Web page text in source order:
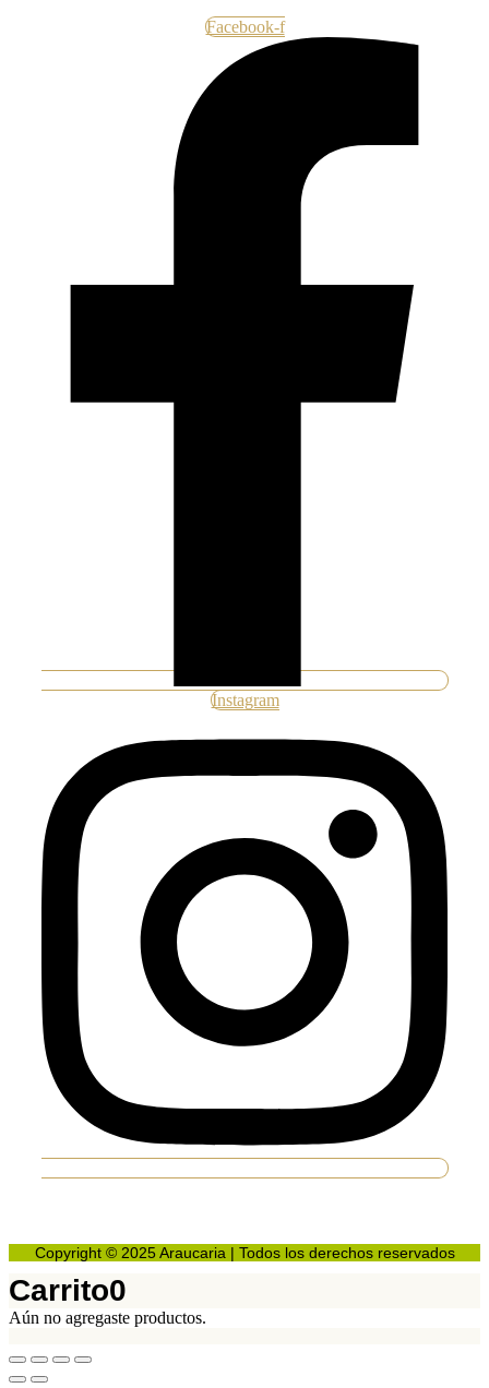
Facebook-f
Instagram
Copyright © 2025 Araucaria | Todos los derechos reservados
Carrito0
Aún no agregaste productos.